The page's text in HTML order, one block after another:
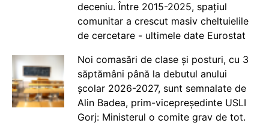
deceniu. Între 2015-2025, spațiul
comunitar a crescut masiv cheltuielile
de cercetare - ultimele date Eurostat
Noi comasări de clase și posturi, cu 3
săptămâni până la debutul anului
școlar 2026-2027, sunt semnalate de
Alin Badea, prim-vicepreședinte USLI
Gorj: Ministerul o comite grav de tot.